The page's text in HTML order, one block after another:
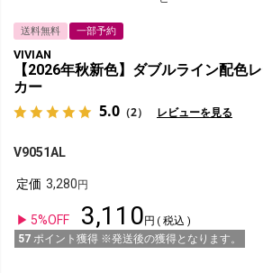
送料無料 一部予約
VIVIAN
【2026年秋新色】ダブルライン配色
カー
5.0 （2） レビューを見る
V9051AL
定価 3,280
5%OFF 3,110
税込
57 ポイント獲得 ※発送後の獲得となります。